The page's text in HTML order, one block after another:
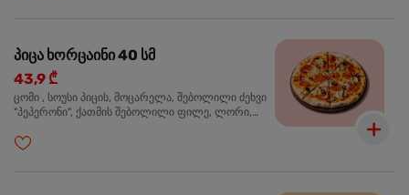
პიცა ხორცაინი 40 სმ
43,9 ₾
ცომი , სოუსი პიცის, მოცარელა, შებოლილი ძეხვი
"პეპერონი", ქათმის შებოლილი ფილე, ლორი,